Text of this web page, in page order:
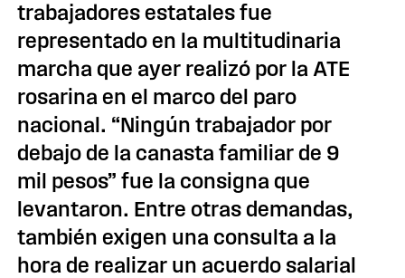
trabajadores estatales fue
representado en la multitudinaria
marcha que ayer realizó por la ATE
rosarina en el marco del paro
nacional. “Ningún trabajador por
debajo de la canasta familiar de 9
mil pesos” fue la consigna que
levantaron. Entre otras demandas,
también exigen una consulta a la
hora de realizar un acuerdo salarial